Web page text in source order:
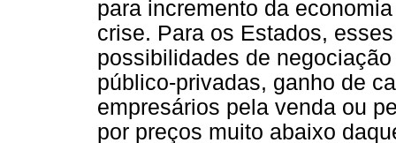
para incremento da
crise. Para os Estados,
possibilidades de
público-privadas, ganho de
empresários pela venda ou
por preços muito abaixo